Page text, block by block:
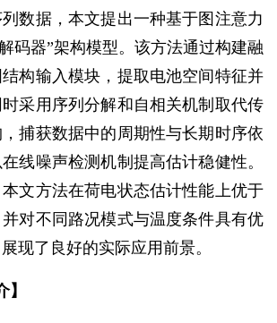
数据，本文提出一种基于图注意力
码器”架构模型。该方法通过构建融
构输入模块，提取电池空间特征并
采用序列分解和自相关机制取代传
捕获数据中的周期性与长期时序依
线噪声检测机制提高估计稳健性。
文方法在荷电状态估计性能上优于
对不同路况模式与温度条件具有优
现了良好的实际应用前景。
】